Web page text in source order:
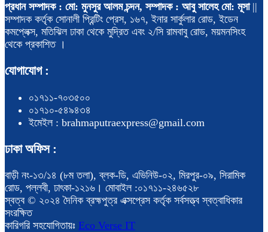
প্রধান সম্পাদক : মো: মুনসুর আলম চন্দন, সম্পাদক : আবু সালেহ মো: মূসা||
সম্পাদক কর্তৃক সোনালী প্রিন্টিং প্রেস, ১৬৭, ইনার সার্কুলার রোড, ইডেন
কমপ্লেক্স, মতিঝিল ঢাকা থেকে মুদ্রিত এবং ২/সি রামবাবু রোড, ময়মনসিংহ
থেকে প্রকাশিত ।
যোগাযোগ :
০১৭১১-৭০৩৫০০
০১৭১০-৫৪৯৪৩৪
ইমেইল : brahmaputraexpress@gmail.com
ঢাকা অফিস :
বাড়ী নং-১৩/১৪ (৮ম তলা), ব্লক-ডি, এভিনিউ-০২, মিরপুর-০৯, সিরামিক
রোড, পল্লবী, ঢাৎকা-১২১৬। মোবাইল :০১৭১১-২৪৬৫২৮
স্বত্ব © ২০২৪ দৈনিক ব্রহ্মপুত্র এক্সপ্রেস কর্তৃক সর্বসত্ত্ব স্বত্বাধিকার
সংরক্ষিত
কারিগরি সহযোগিতায়ঃ Eco Verse IT